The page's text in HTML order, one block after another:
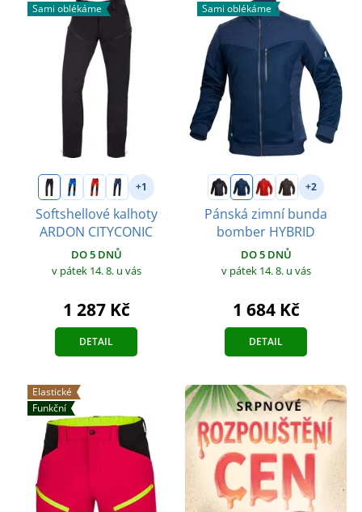
Sami oblékáme
+1
Softshellové kalhoty
ARDON CITYCONIC
DO 5 DNŮ
v pátek 14. 8. u vás
1 287 Kč
DETAIL
Sami oblékáme
+2
Pánská zimní bunda
bomber HYBRID
DO 5 DNŮ
v pátek 14. 8. u vás
1 684 Kč
DETAIL
Elastické
Funkční